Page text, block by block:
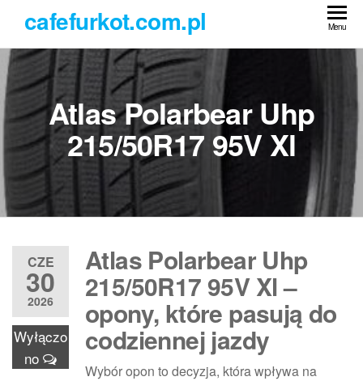
treści
cafefurkot.com.pl Menu
Atlas Polarbear Uhp
215/50R17 95V Xl
CZE
30
2026
Wyłączo
no
Atlas Polarbear Uhp
215/50R17 95V Xl –
opony, które pasują do
codziennej jazdy
Wybór opon to decyzja, która wpływa na